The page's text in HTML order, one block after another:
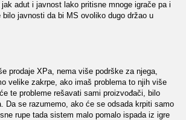
adut i javnost lako pritisne mnoge igrače pa i
javnosti da bi MS ovoliko dugo držao u
prodaje XPa, nema više podrške za njega,
velike zakrpe, ako imaš problema to njih više
te probleme rešavati sami proizvođači, bilo
Da se razumemo, ako će se odsada krpiti samo
rupe tada sistem malo pomalo ispada iz igre